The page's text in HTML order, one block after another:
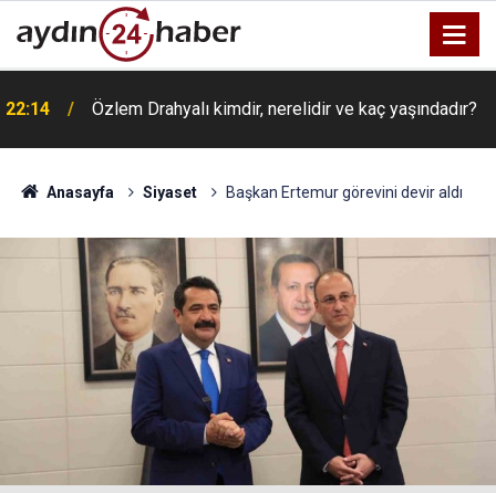
22:14 Özlem Drahyalı kimdir, nerelidir ve kaç yaşındadır?
Anasayfa Siyaset Başkan Ertemur görevini devir aldı